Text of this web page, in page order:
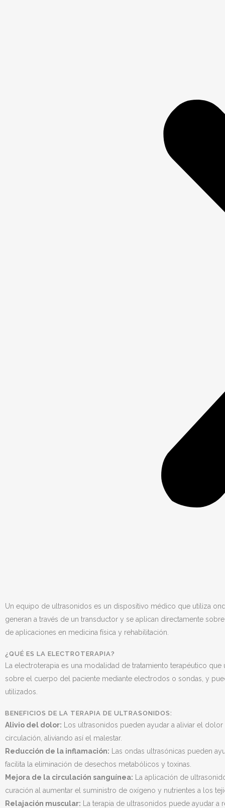
Un equipo de ultrasonidos es un dispositivo médico que utiliza
generan a través de un transductor y se aplican directamente
de aplicaciones en medicina física y rehabilitación.
¿QUÉ ES LA ELECTROTERAPIA?
La electroterapia es una modalidad de tratamiento terapéutico
sobre el cuerpo del paciente mediante electrodos o sondas, y
utilizados.
BENEFICIOS DE LA TERAPIA DE ULTRASONIDOS:
Alivio del dolor: Los ultrasonidos pueden ayudar a aliviar el
circulación, aliviando así el malestar.
Reducción de la inflamación: Las ondas ultrasónicas pueden
facilita la eliminación de desechos metabólicos y toxinas.
Mejora de la circulación sanguínea: La aplicación de
curación al aumentar el suministro de oxígeno y nutrientes a los
Relajación muscular: La terapia de ultrasonidos puede ayudar